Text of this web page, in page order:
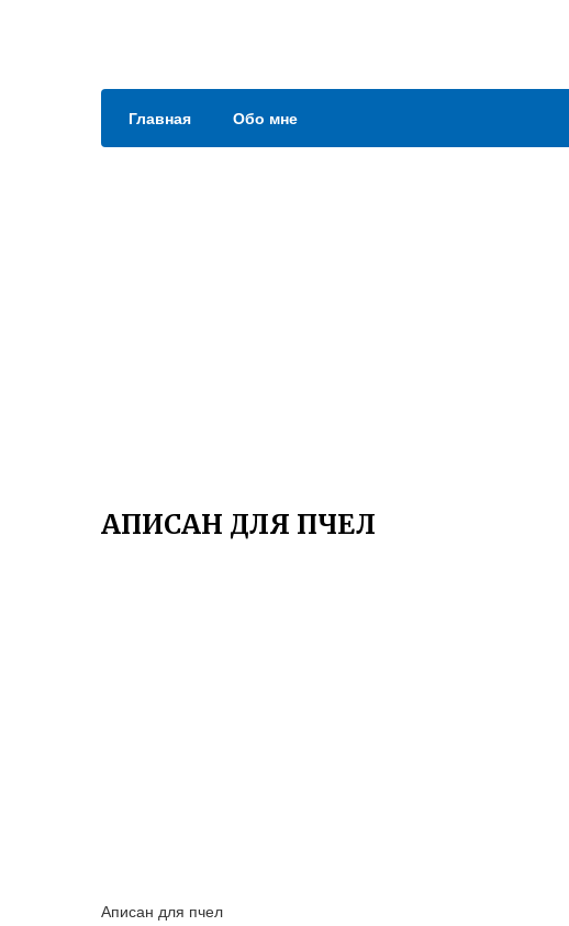
Главная Обо мне
АПИСАН ДЛЯ ПЧЕЛ
Аписан для пчел